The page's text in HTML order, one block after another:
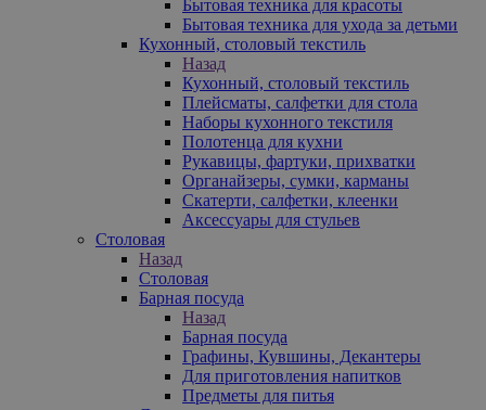
Бытовая техника для красоты
Бытовая техника для ухода за детьми
Кухонный, столовый текстиль
Назад
Кухонный, столовый текстиль
Плейсматы, салфетки для стола
Наборы кухонного текстиля
Полотенца для кухни
Рукавицы, фартуки, прихватки
Органайзеры, сумки, карманы
Скатерти, салфетки, клеенки
Аксессуары для стульев
Столовая
Назад
Столовая
Барная посуда
Назад
Барная посуда
Графины, Кувшины, Декантеры
Для приготовления напитков
Предметы для питья